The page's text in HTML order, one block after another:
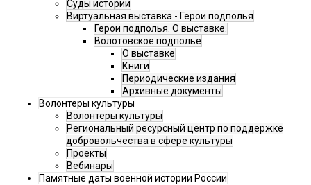
Суды истории
Виртуальная выставка - Герои подполья
Герои подполья. О выставке.
Волотовское подполье
О выставке
Книги
Периодические издания
Архивные документы
Волонтеры культуры
Волонтеры культуры
Региональный ресурсный центр по поддержке
добровольчества в сфере культуры
Проекты
Вебинары
Памятные даты военной истории России